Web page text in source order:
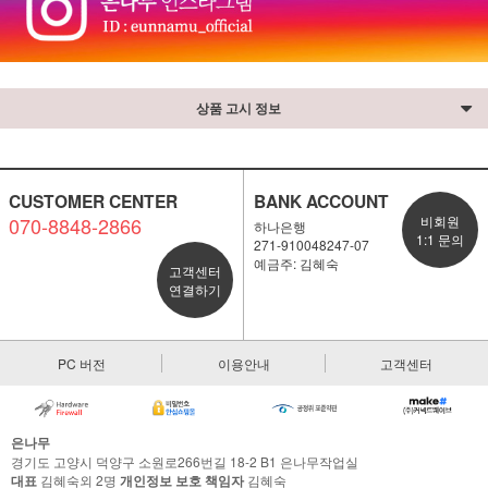
상품 고시 정보
CUSTOMER CENTER
070-8848-2866
고객센터
연결하기
BANK ACCOUNT
하나은행
271-910048247-07
예금주: 김혜숙
비회원
1:1 문의
PC 버전 이용안내 고객센터
은나무
경기도 고양시 덕양구 소원로266번길 18-2 B1 은나무작업실
대표 김혜숙외 2명 개인정보 보호 책임자김혜숙